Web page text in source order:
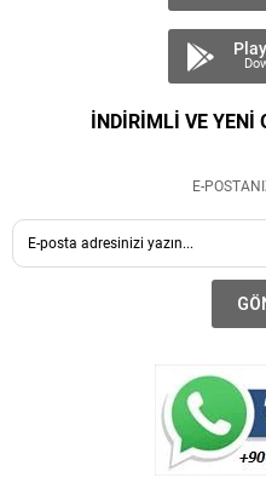
İNDİRİMLİ VE YENİ
E-